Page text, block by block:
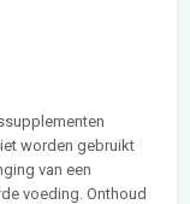
worden gebruikt
van een
voeding. Onthoud